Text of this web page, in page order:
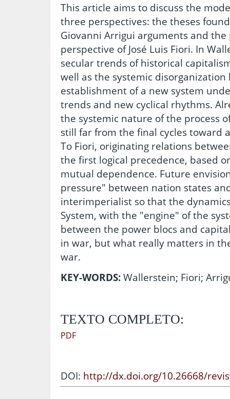
This article aims to discuss the
three perspectives: the theses
Giovanni Arrigui arguments and
perspective of José Luis Fiori. In
secular trends of historical
well as the systemic
establishment of a new system
trends and new cyclical rhythms.
the systemic nature of the process
still far from the final cycles toward
To Fiori, originating relations
the first logical precedence, based
mutual dependence. Future
pressure" between nation states
interimperialist so that the
System, with the "engine" of the
between the power blocs and
in war, but what really matters in
war.
KEY-WORDS:Wallerstein; Fiori;
TEXTO COMPLETO:
PDF
DOI: http://dx.doi.org/10.26668/